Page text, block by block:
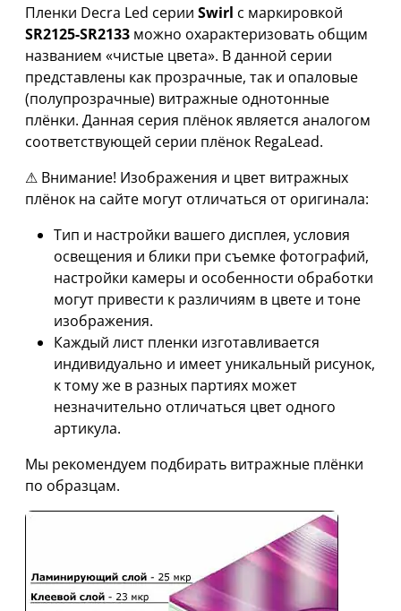
Пленки Decra Led серии Swirl с маркировкой
SR2125-SR2133 можно охарактеризовать общим
названием «чистые цвета». В данной серии
представлены как прозрачные, так и опаловые
(полупрозрачные) витражные однотонные
плёнки. Данная серия плёнок является аналогом
соответствующей серии плёнок RegaLead.
⚠ Внимание! Изображения и цвет витражных
плёнок на сайте могут отличаться от оригинала:
Тип и настройки вашего дисплея, условия
освещения и блики при съемке фотографий,
настройки камеры и особенности обработки
могут привести к различиям в цвете и тоне
изображения.
Каждый лист пленки изготавливается
индивидуально и имеет уникальный рисунок,
к тому же в разных партиях может
незначительно отличаться цвет одного
артикула.
Мы рекомендуем подбирать витражные плёнки
по образцам.